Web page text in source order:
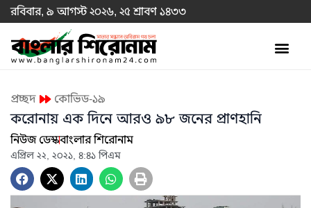
রবিবার, ৯ আগস্ট ২০২৬, ২৫ শ্রাবণ ১৪৩৩
প্রচ্ছদ কোভিড-১৯
করোনায় এক দিনে আরও ৯৮ জনের প্রাণহানি
নিউজ ডেস্কবাংলার শিরোনাম
এপ্রিল ২২, ২০২১, ৪:৪১ পিএম